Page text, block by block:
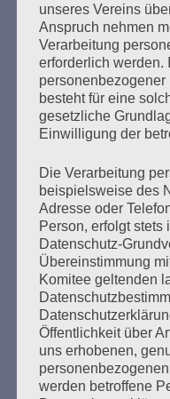
Bewegender
Bejarano –
letzte Geleit
Erstellt am19. Juli
Am Sonntag, den 18.
Bejarano Abschied
fand auf dem
statt
unseres Vereins
Anspruch nehmen
Verarbeitung
erforderlich werden.
besteht für eine
gesetzliche
Einwilligung der
Die Verarbeitung
beispielsweise des
Adresse oder
Person, erfolgt stets
Datenschutz-
Übereinstimmung
Komitee geltenden
Öffentlichkeit über
uns erhobenen,
werden betroffene